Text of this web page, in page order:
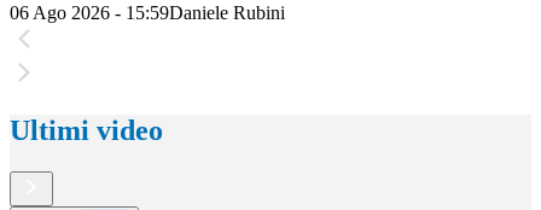
06 Ago 2026 - 15:59Daniele Rubini
Ultimi video